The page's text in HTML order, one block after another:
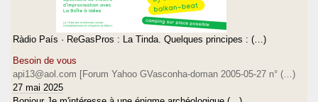
Ràdio País · ReGasPros : La Tinda. Quelques principes : (…)
Besoin de vous
api13@aol.com [Forum Yahoo GVasconha-doman 2005-05-27 n° (…)
27 mai 2025